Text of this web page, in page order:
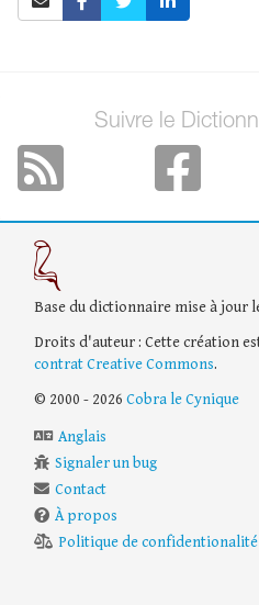
Suivre le
Base du dictionnaire mise à jour
Droits d'auteur : Cette création
contrat Creative Commons.
© 2000 - 2026 Cobra le Cynique
Anglais
Signaler un bug
Contact
À propos
Politique de confidentionalité